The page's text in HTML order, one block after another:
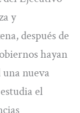
y
después de
hayan
nueva
el